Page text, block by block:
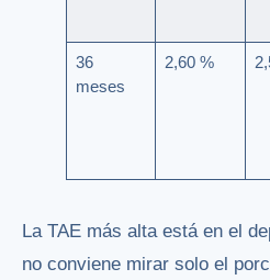
36
meses
2,60 %
La TAE más alta está en el
no conviene mirar solo el